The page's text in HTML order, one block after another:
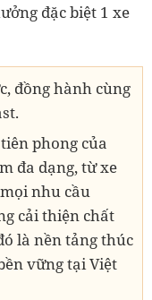
đặc biệt 1 xe
đồng hành cùng
phong của
đa dạng, từ xe
nhu cầu
cải thiện chất
là nền tảng thúc
vững tại Việt